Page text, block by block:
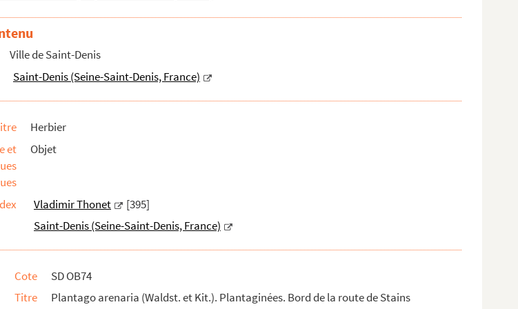
de la Seine
Diez
voie ferrée
près de Stains
de la Seine
la Seine
lieu-dit les "24 arpents"
dit les "24 arpents"
Ville de Saint-Denis
Saint-Denis (Seine-Saint-Denis, France)
Herbier
et
Objet
Vladimir Thonet
[395]
Saint-Denis (Seine-Saint-Denis, France)
Cote
SD OB74
Titre
Plantago arenaria (Waldst. et Kit.). Plantaginées. Bord de la route de Stains